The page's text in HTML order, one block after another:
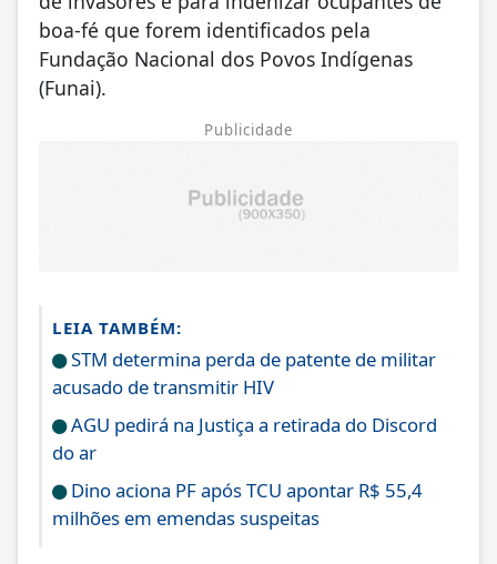
boa-fé que forem identificados pela
Fundação Nacional dos Povos Indígenas
(Funai).
Publicidade
LEIA TAMBÉM:
STM determina perda de patente de militar
acusado de transmitir HIV
AGU pedirá na Justiça a retirada do Discord
do ar
Dino aciona PF após TCU apontar R$ 55,4
milhões em emendas suspeitas